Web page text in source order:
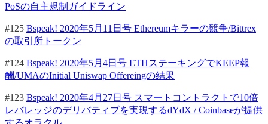
PoSの自主規制ガイドライン
#125 Bspeak! 2020年5月11日号 Ethereumキラーの競争/Bittrex
の取引所トークン
#124 Bspeak! 2020年5月4日号 ETHステーキングでKEEP報
酬/UMAのInitial Uniswap Offereingの結果
#123 Bspeak! 2020年4月27日号 スマートコントラクトで10倍
レバレッジのデリバティブを実現するdYdX / Coinbaseが提供